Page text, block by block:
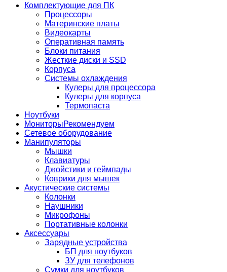
Комплектующие для ПК
Процессоры
Материнские платы
Видеокарты
Оперативная память
Блоки питания
Жесткие диски и SSD
Корпуса
Системы охлаждения
Кулеры для процессора
Кулеры для корпуса
Термопаста
Ноутбуки
МониторыРекомендуем
Сетевое оборудование
Манипуляторы
Мышки
Клавиатуры
Джойстики и геймпады
Коврики для мышек
Акустические системы
Колонки
Наушники
Микрофоны
Портативные колонки
Аксессуары
Зарядные устройства
БП для ноутбуков
ЗУ для телефонов
Сумки для ноутбуков